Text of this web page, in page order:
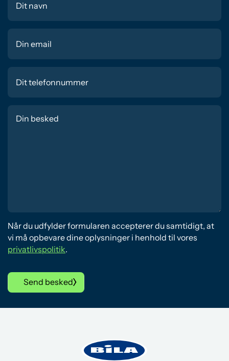
Når du udfylder formularen accepterer du samtidigt, at
vi må opbevare dine oplysninger i henhold til vores
privatlivspolitik.
Send besked